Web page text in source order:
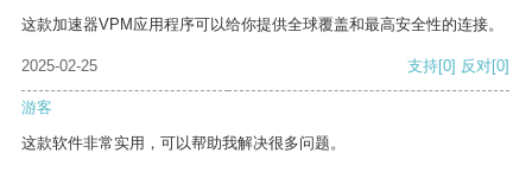
这款加速器VPM应用程序可以给你提供全球覆盖和最高安全性的连接。
2025-02-25 支持[0] 反对[0]
游客
这款软件非常实用，可以帮助我解决很多问题。